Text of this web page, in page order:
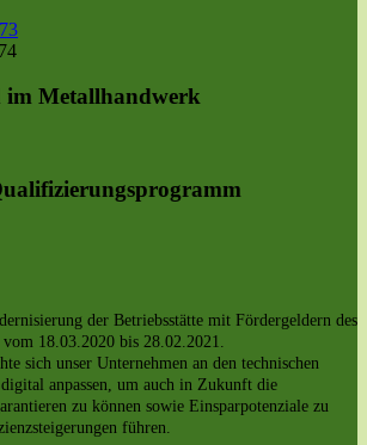
im Metallhandwerk
der Betriebsstätte mit Fördergeldern des
18.03.2020 bis 28.02.2021.
sich unser Unternehmen an den technischen
anpassen, um auch in Zukunft die
zu können sowie Einsparpotenziale zu
führen.